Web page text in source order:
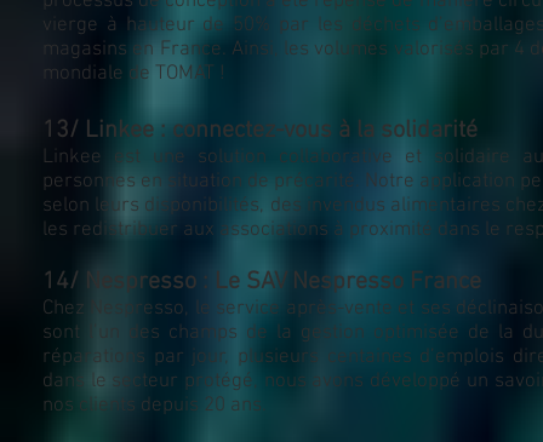
vierge à hauteur de 50% par les déchets
magasins en France. Ainsi, les volumes valorisés par 4
mondiale de TOMAT !
13/ Linkee : connectez-vous à la solidarité
Linkee est une solution collaborative et solidaire
personnes en situation de précarité. Notre application
selon leurs disponibilités, des invendus alimentaires
les redistribuer aux associations à proximité dans le
14/ Nespresso : Le SAV Nespresso France
Chez Nespresso, le service après-vente et ses
sont l’un des champs de la gestion optimisée de la
réparations par jour, plusieurs centaines d’emplois
dans le secteur protégé, nous avons développé un
nos clients depuis 20 ans.